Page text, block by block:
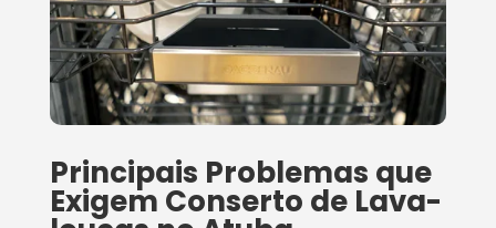
Principais Problemas que
Exigem Conserto de Lava-